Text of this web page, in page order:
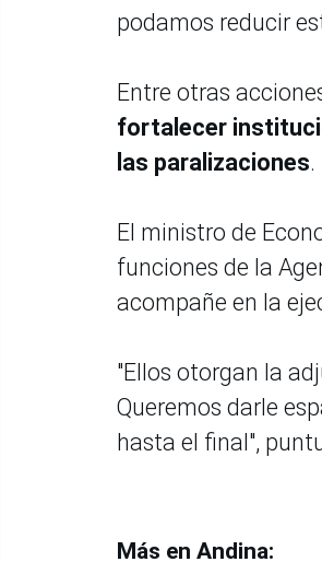
podamos reducir
Entre otras
fortalecer
las paralizaciones.
El ministro de
funciones de la
acompañe en la
"Ellos otorgan la
Queremos darle
hasta el final",
Más en Andina: